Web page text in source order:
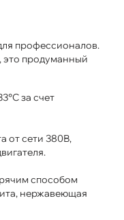
профессионалов.
это продуманный
за счет
от сети 380В,
способом
нержавеющая